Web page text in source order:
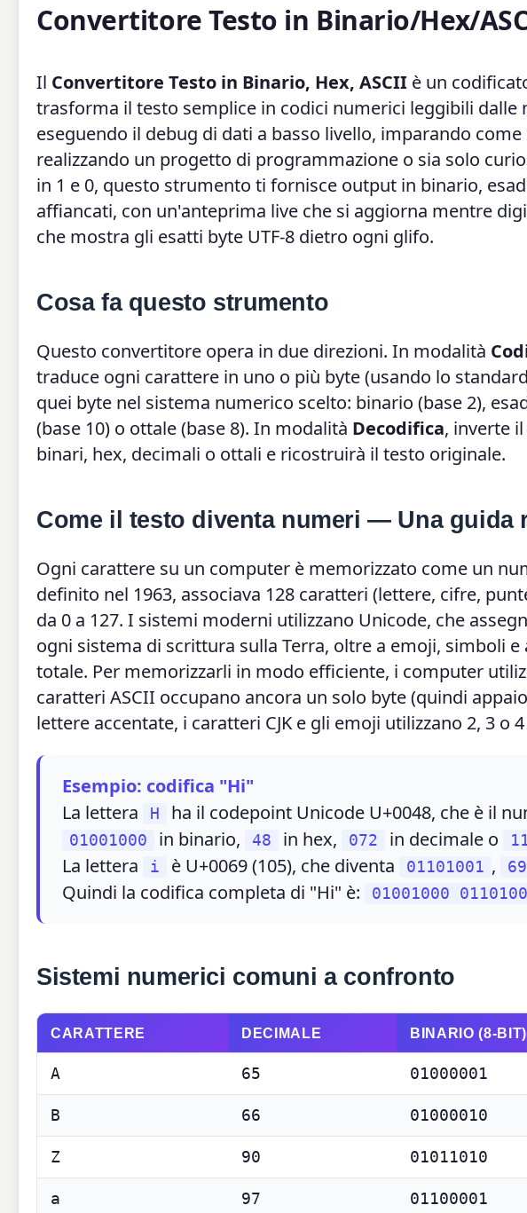
Convertitore Testo in Binario/Hex/
Il Convertitore Testo in Binario, Hex, ASCII è un
trasforma il testo semplice in codici numerici leggibili dalle
eseguendo il debug di dati a basso livello, imparando
realizzando un progetto di programmazione o sia solo
in 1 e 0, questo strumento ti fornisce output in binario,
affiancati, con un'anteprima live che si aggiorna mentre
che mostra gli esatti byte UTF-8 dietro ogni glifo.
Cosa fa questo strumento
Questo convertitore opera in due direzioni. In modalità
traduce ogni carattere in uno o più byte (usando lo
quei byte nel sistema numerico scelto: binario (base 2),
(base 10) o ottale (base 8). In modalità Decodifica, inverte
binari, hex, decimali o ottali e ricostruirà il testo originale.
Come il testo diventa numeri — Una guida
Ogni carattere su un computer è memorizzato come un
definito nel 1963, associava 128 caratteri (lettere, cifre,
da 0 a 127. I sistemi moderni utilizzano Unicode, che
ogni sistema di scrittura sulla Terra, oltre a emoji, simboli
totale. Per memorizzarli in modo efficiente, i computer
caratteri ASCII occupano ancora un solo byte (quindi
lettere accentate, i caratteri CJK e gli emoji utilizzano 2, 3 o
Esempio: codifica "Hi"
La lettera
H ha il codepoint Unicode U+0048, che è il
01001000 in binario, 48 in hex, 072 in decimale o
La lettera
i è U+0069 (105), che diventa 01101001 , 69
Quindi la codifica completa di "Hi" è:
01001000
Sistemi numerici comuni a confronto
CARATTERE DECIMALE BINARIO (8-BIT)
A 65 01000001
B 66 01000010
Z 90 01011010
a 97 01100001